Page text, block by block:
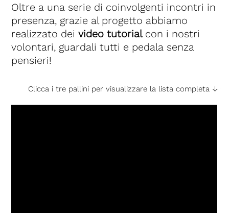
Oltre a una serie di coinvolgenti incontri in
presenza, grazie al progetto abbiamo
realizzato dei video tutorial con i nostri
volontari, guardali tutti e pedala senza
pensieri!
Clicca i tre pallini per visualizzare la lista completa ↓